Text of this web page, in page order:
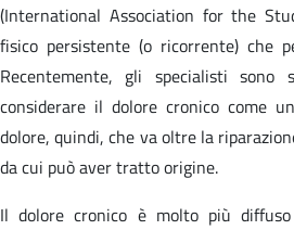
(International Association for the
fisico persistente (o ricorrente) che
Recentemente, gli specialisti sono
considerare il dolore cronico come
dolore, quindi, che va oltre la
da cui può aver tratto origine.
Il dolore cronico è molto più